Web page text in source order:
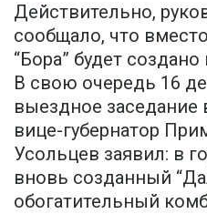
Действительно,
сообщало, что
“Бора” будет
В свою очередь 16
выездное заседание
вице-губернатор
Усольцев заявил: в
вновь созданный
обогатительный